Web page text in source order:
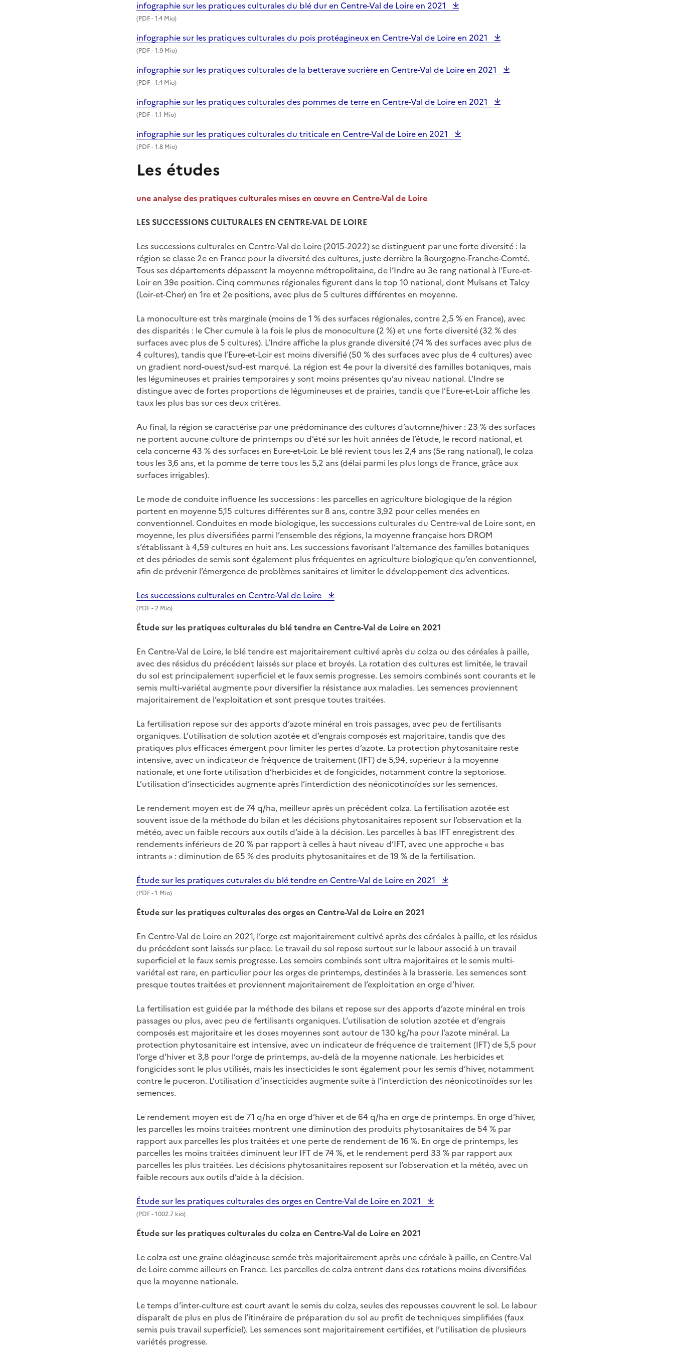
infographie sur les pratiques culturales du blé dur en Centre-Val de Loire en 2021
(PDF- 1.4 Mio)
infographie sur les pratiques culturales du pois protéagineux en Centre-Val de Loire en 2021
(PDF- 1.9 Mio)
infographie sur les pratiques culturales de la betterave sucrière en Centre-Val de Loire en 2021
(PDF- 1.4 Mio)
infographie sur les pratiques culturales des pommes de terre en Centre-Val de Loire en 2021
(PDF- 1.1 Mio)
infographie sur les pratiques culturales du triticale en Centre-Val de Loire en 2021
(PDF- 1.8 Mio)
Les études
une analyse des pratiques culturales mises en œuvre en Centre-Val de Loire
LES SUCCESSIONS CULTURALES EN CENTRE-VAL DE LOIRE
Les successions culturales en Centre-Val de Loire (2015-2022) se distinguent par une forte diversité : la
région se classe 2e en France pour la diversité des cultures, juste derrière la Bourgogne-Franche-Comté.
Tous ses départements dépassent la moyenne métropolitaine, de l’Indre au 3e rang national à l’Eure-et-
Loir en 39e position. Cinq communes régionales figurent dans le top 10 national, dont Mulsans et Talcy
(Loir-et-Cher) en 1re et 2e positions, avec plus de 5 cultures différentes en moyenne.
La monoculture est très marginale (moins de 1 % des surfaces régionales, contre 2,5 % en France), avec
des disparités : le Cher cumule à la fois le plus de monoculture (2 %) et une forte diversité (32 % des
surfaces avec plus de 5 cultures). L’Indre affiche la plus grande diversité (74 % des surfaces avec plus de
4 cultures), tandis que l’Eure-et-Loir est moins diversifié (50 % des surfaces avec plus de 4 cultures) avec
un gradient nord-ouest/sud-est marqué. La région est 4e pour la diversité des familles botaniques, mais
les légumineuses et prairies temporaires y sont moins présentes qu’au niveau national. L’Indre se
distingue avec de fortes proportions de légumineuses et de prairies, tandis que l’Eure-et-Loir affiche les
taux les plus bas sur ces deux critères.
Au final, la région se caractérise par une prédominance des cultures d’automne/hiver : 23 % des surfaces
ne portent aucune culture de printemps ou d’été sur les huit années de l’étude, le record national, et
cela concerne 43 % des surfaces en Eure-et-Loir. Le blé revient tous les 2,4 ans (5e rang national), le colza
tous les 3,6 ans, et la pomme de terre tous les 5,2 ans (délai parmi les plus longs de France, grâce aux
surfaces irrigables).
Le mode de conduite influence les successions : les parcelles en agriculture biologique de la région
portent en moyenne 5,15 cultures différentes sur 8 ans, contre 3,92 pour celles menées en
conventionnel. Conduites en mode biologique, les successions culturales du Centre-val de Loire sont, en
moyenne, les plus diversifiées parmi l’ensemble des régions, la moyenne française hors DROM
s’établissant à 4,59 cultures en huit ans. Les successions favorisant l’alternance des familles botaniques
et des périodes de semis sont également plus fréquentes en agriculture biologique qu’en conventionnel,
afin de prévenir l’émergence de problèmes sanitaires et limiter le développement des adventices.
Les successions culturales en Centre-Val de Loire
(PDF- 2 Mio)
Étude sur les pratiques culturales du blé tendre en Centre-Val de Loire en 2021
En Centre-Val de Loire, le blé tendre est majoritairement cultivé après du colza ou des céréales à paille,
avec des résidus du précédent laissés sur place et broyés. La rotation des cultures est limitée, le travail
du sol est principalement superficiel et le faux semis progresse. Les semoirs combinés sont courants et le
semis multi-variétal augmente pour diversifier la résistance aux maladies. Les semences proviennent
majoritairement de l’exploitation et sont presque toutes traitées.
La fertilisation repose sur des apports d’azote minéral en trois passages, avec peu de fertilisants
organiques. L’utilisation de solution azotée et d’engrais composés est majoritaire, tandis que des
pratiques plus efficaces émergent pour limiter les pertes d’azote. La protection phytosanitaire reste
intensive, avec un indicateur de fréquence de traitement (IFT) de 5,94, supérieur à la moyenne
nationale, et une forte utilisation d’herbicides et de fongicides, notamment contre la septoriose.
L’utilisation d’insecticides augmente après l’interdiction des néonicotinoïdes sur les semences.
Le rendement moyen est de 74 q/ha, meilleur après un précédent colza. La fertilisation azotée est
souvent issue de la méthode du bilan et les décisions phytosanitaires reposent sur l’observation et la
météo, avec un faible recours aux outils d’aide à la décision. Les parcelles à bas IFT enregistrent des
rendements inférieurs de 20 % par rapport à celles à haut niveau d’IFT, avec une approche « bas
intrants » : diminution de 65 % des produits phytosanitaires et de 19 % de la fertilisation.
Étude sur les pratiques cuturales du blé tendre en Centre-Val de Loire en 2021
(PDF- 1 Mio)
Étude sur les pratiques culturales des orges en Centre-Val de Loire en 2021
En Centre-Val de Loire en 2021, l’orge est majoritairement cultivé après des céréales à paille, et les résidus
du précédent sont laissés sur place. Le travail du sol repose surtout sur le labour associé à un travail
superficiel et le faux semis progresse. Les semoirs combinés sont ultra majoritaires et le semis multi-
variétal est rare, en particulier pour les orges de printemps, destinées à la brasserie. Les semences sont
presque toutes traitées et proviennent majoritairement de l’exploitation en orge d’hiver.
La fertilisation est guidée par la méthode des bilans et repose sur des apports d’azote minéral en trois
passages ou plus, avec peu de fertilisants organiques. L’utilisation de solution azotée et d’engrais
composés est majoritaire et les doses moyennes sont autour de 130 kg/ha pour l’azote minéral. La
protection phytosanitaire est intensive, avec un indicateur de fréquence de traitement (IFT) de 5,5 pour
l’orge d’hiver et 3,8 pour l’orge de printemps, au-delà de la moyenne nationale. Les herbicides et
fongicides sont le plus utilisés, mais les insecticides le sont également pour les semis d’hiver, notamment
contre le puceron. L’utilisation d’insecticides augmente suite à l’interdiction des néonicotinoïdes sur les
semences.
Le rendement moyen est de 71 q/ha en orge d’hiver et de 64 q/ha en orge de printemps. En orge d’hiver,
les parcelles les moins traitées montrent une diminution des produits phytosanitaires de 54 % par
rapport aux parcelles les plus traitées et une perte de rendement de 16 %. En orge de printemps, les
parcelles les moins traitées diminuent leur IFT de 74 %, et le rendement perd 33 % par rapport aux
parcelles les plus traitées. Les décisions phytosanitaires reposent sur l’observation et la météo, avec un
faible recours aux outils d’aide à la décision.
Étude sur les pratiques culturales des orges en Centre-Val de Loire en 2021
(PDF- 1002.7 kio)
Étude sur les pratiques culturales du colza en Centre-Val de Loire en 2021
Le colza est une graine oléagineuse semée très majoritairement après une céréale à paille, en Centre-Val
de Loire comme ailleurs en France. Les parcelles de colza entrent dans des rotations moins diversifiées
que la moyenne nationale.
Le temps d’inter-culture est court avant le semis du colza, seules des repousses couvrent le sol. Le labour
disparaît de plus en plus de l’itinéraire de préparation du sol au profit de techniques simplifiées (faux
semis puis travail superficiel). Les semences sont majoritairement certifiées, et l’utilisation de plusieurs
variétés progresse.